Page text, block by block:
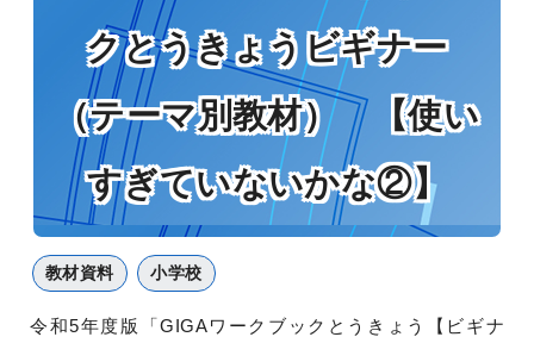
クとうきょうビギナー
（テーマ別教材） 【使い
すぎていないかな②】
教材資料 小学校
令和5年度版「GIGAワークブックとうきょう【ビギナ